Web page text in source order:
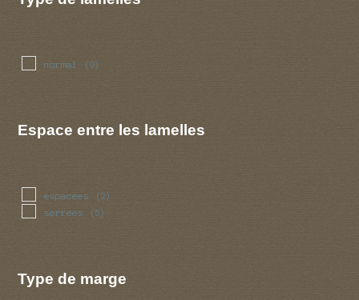
normal (9)
Espace entre les lamelles
espacees (2)
serrees (5)
Type de marge